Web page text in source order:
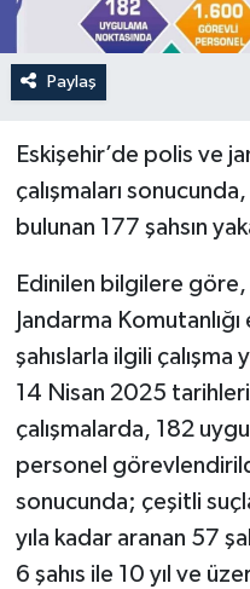
Paylaş
Eskişehir’de polis ve
çalışmaları
bulunan 177 şahsın
Edinilen bilgilere göre,
Jandarma
şahıslarla ilgili
14 Nisan 2025
çalışmalarda, 182
personel
sonucunda; çeşitli
yıla kadar aranan 57
6 şahıs ile 10 yıl ve
SİYASET
GÜNCEL
YAŞAM